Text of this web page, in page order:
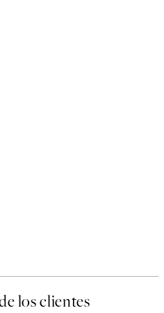
los clientes